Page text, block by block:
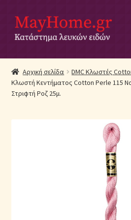
Απευθείας
μετάβαση
στην
Μετάβαση
σε
περιεχόμενο
Αρχική
Ακύρωση Παραγγελίας
Αρχική σελίδα DMC Κλωστές
Κλωστή Κεντήματος Cotton Perle 115
Στριφτή Ροζ 25μ.